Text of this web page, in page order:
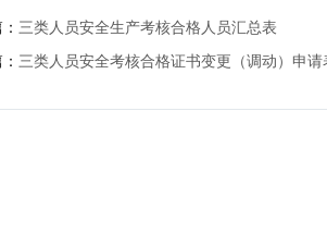
三类人员安全生产考核合格人员汇总表
三类人员安全考核合格证书变更（调动）申请